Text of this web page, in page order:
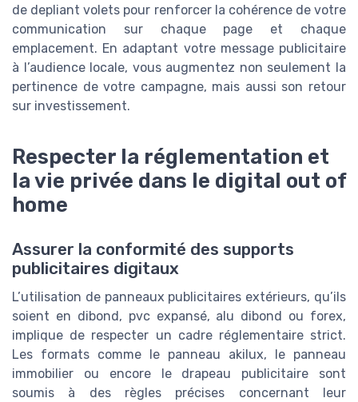
de depliant volets pour renforcer la cohérence de votre
communication sur chaque page et chaque
emplacement. En adaptant votre message publicitaire
à l’audience locale, vous augmentez non seulement la
pertinence de votre campagne, mais aussi son retour
sur investissement.
Respecter la réglementation et
la vie privée dans le digital out of
home
Assurer la conformité des supports
publicitaires digitaux
L’utilisation de panneaux publicitaires extérieurs, qu’ils
soient en dibond, pvc expansé, alu dibond ou forex,
implique de respecter un cadre réglementaire strict.
Les formats comme le panneau akilux, le panneau
immobilier ou encore le drapeau publicitaire sont
soumis à des règles précises concernant leur